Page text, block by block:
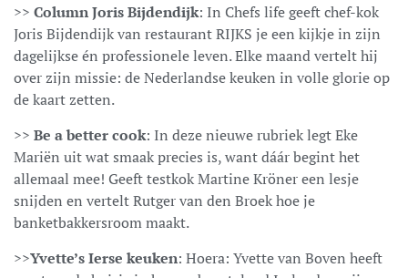
>> Column Joris Bijdendijk: In Chefs life geeft chef-kok
Joris Bijdendijk van restaurant RIJKS je een kijkje in zijn
dagelijkse én professionele leven. Elke maand vertelt hij
over zijn missie: de Nederlandse keuken in volle glorie op
de kaart zetten.
>> Be a better cook: In deze nieuwe rubriek legt Eke
Mariën uit wat smaak precies is, want dáár begint het
allemaal mee! Geeft testkok Martine Kröner een lesje
snijden en vertelt Rutger van den Broek hoe je
banketbakkersroom maakt.
>>Yvette’s Ierse keuken: Hoera: Yvette van Boven heeft